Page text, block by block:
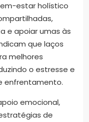
estar holístico
e apoiar umas às
que laços
melhores
o estresse e
enfrentamento.
emocional,
de